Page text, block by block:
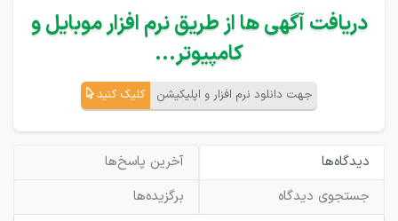
دریافت آگهی ها از طریق نرم افزار موبایل و
کامپیوتر...
جهت دانلود نرم افزار و اپلیکیشن کلیک کنید
دیدگاه‌ها
آخرین پاسخ‌ها
جستجوی دیدگاه
برگزیده‌ها